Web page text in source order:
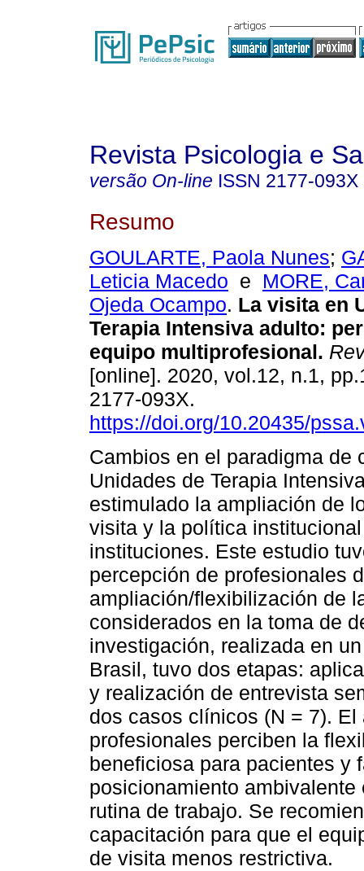
Revista Psicologia e
versão On-line ISSN 2177-093X
Resumo
GOULARTE, Paola Nunes;
Leticia Macedo e MORE,
Ojeda Ocampo. La visita en
Terapia Intensiva adulto:
equipo multiprofesional.
[online]. 2020, vol.12, n.1,
2177-093X.
https://doi.org/10.20435/
Cambios en el paradigma de
Unidades de Terapia
estimulado la ampliación de
visita y la política
instituciones. Este estudio
percepción de profesionales
ampliación/flexibilización de
considerados en la toma de
investigación, realizada en
Brasil, tuvo dos etapas:
y realización de entrevista
dos casos clínicos (N = 7).
profesionales perciben la
beneficiosa para pacientes y
posicionamiento
rutina de trabajo. Se
capacitación para que el
de visita menos restrictiva.